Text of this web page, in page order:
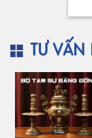
TƯ VẤN